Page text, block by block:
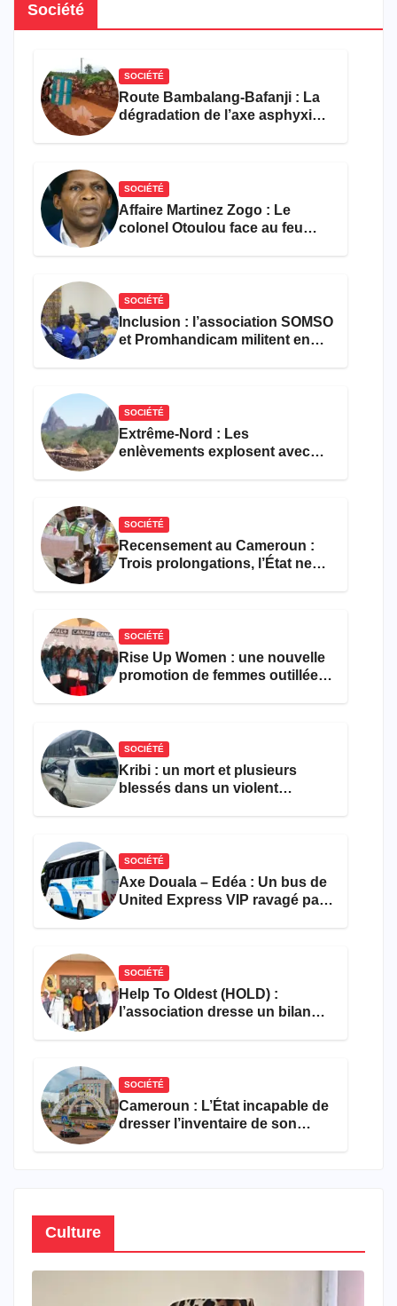
Société
SOCIÉTÉ
Route Bambalang-Bafanji : La
dégradation de l’axe asphyxie
SOCIÉTÉ
Affaire Martinez Zogo : Le
colonel Otoulou face au feu
SOCIÉTÉ
Inclusion : l’association SOMSO
et Promhandicam militent en
SOCIÉTÉ
Extrême-Nord : Les
enlèvements explosent avec
SOCIÉTÉ
Recensement au Cameroun :
Trois prolongations, l’État ne
SOCIÉTÉ
Rise Up Women : une nouvelle
promotion de femmes outillées
SOCIÉTÉ
Kribi : un mort et plusieurs
blessés dans un violent
SOCIÉTÉ
Axe Douala – Edéa : Un bus de
United Express VIP ravagé par
SOCIÉTÉ
Help To Oldest (HOLD) :
l’association dresse un bilan
SOCIÉTÉ
Cameroun : L’État incapable de
dresser l’inventaire de son
Culture